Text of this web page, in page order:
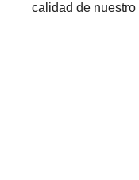
calidad de